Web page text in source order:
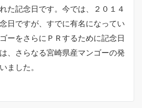
た記念日です。今では、２０１４
日ですが、すでに有名になってい
ーをさらにＰＲするために記念日
、さらなる宮崎県産マンゴーの発
ました。